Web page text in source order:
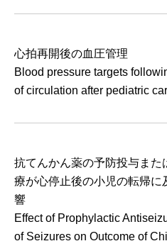
心拍再開後の血圧管理
Blood pressure targets
of circulation after pediatric
抗てんかん薬の予防投与また
療が心停止後の小児の転帰に
響
Effect of Prophylactic
of Seizures on Outcome of